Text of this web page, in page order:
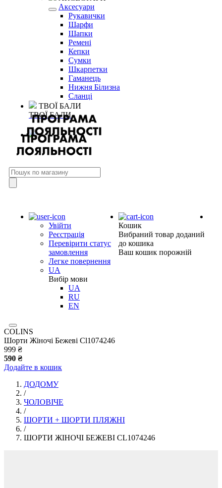
Аксесуари
Рукавички
Шарфи
Шапки
Ремені
Кепки
Сумки
Шкарпетки
Гаманець
Нижня Білизна
Сланці
ТВОЇ БАЛИ
ТВОЇ БАЛИ
Увійти
Реєстрація
Перевірити статус
замовлення
Легке повернення
UA
Вибір мови
UA
RU
EN
Кошик
Вибраний товар доданий
до кошика
Ваш кошик порожній
COLINS
Шорти Жіночі Бежеві Cl1074246
999 ₴
590 ₴
Додайте в кошик
ДОДОМУ
/
ЧОЛОВІЧЕ
/
ШОРТИ + ШОРТИ ПЛЯЖНІ
/
ШОРТИ ЖІНОЧІ БЕЖЕВІ CL1074246